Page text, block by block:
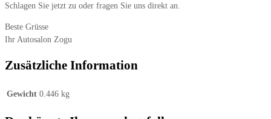
Schlagen Sie jetzt zu oder fragen Sie uns direkt an.
Beste Grüsse
Ihr Autosalon Zogu
Zusätzliche Information
Gewicht 0.446 kg